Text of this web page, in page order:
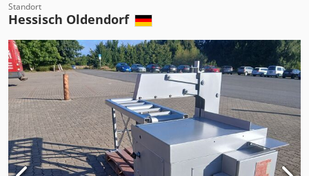
Standort
Hessisch Oldendorf